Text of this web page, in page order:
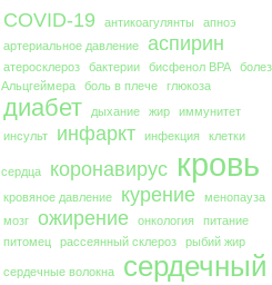
COVID-19 антикоагулянты
апноэ
артериальное давление
аспирин
атеросклероз бактерии бисфенол BPA
Альцгеймера
боль в плече глюкоза
диабет дыхание жир
иммунитет
инсульт
инфаркт инфекция клетки
сердца коронавирус кровь
кровяное давление курение
менопауза
мозг
ожирение онкология
питание
питомец
рассеянный склероз рыбий жир
сердечные волокна
сердечный